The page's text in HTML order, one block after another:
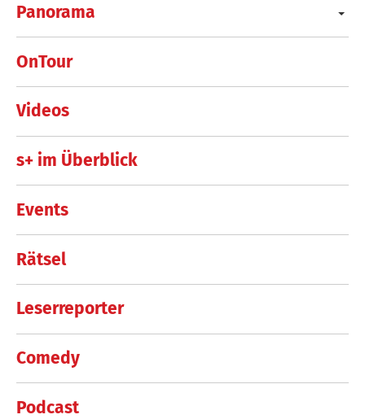
Panorama
OnTour
Videos
s+ im Überblick
Events
Rätsel
Leserreporter
Comedy
Podcast